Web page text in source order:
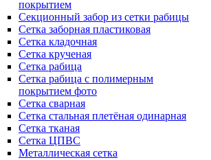
покрытием
Секционный забор из сетки рабицы
Сетка заборная пластиковая
Сетка кладочная
Сетка крученая
Сетка рабица
Сетка рабица с полимерным
покрытием фото
Сетка сварная
Сетка стальная плетёная одинарная
Сетка тканая
Сетка ЦПВС
Металлическая сетка